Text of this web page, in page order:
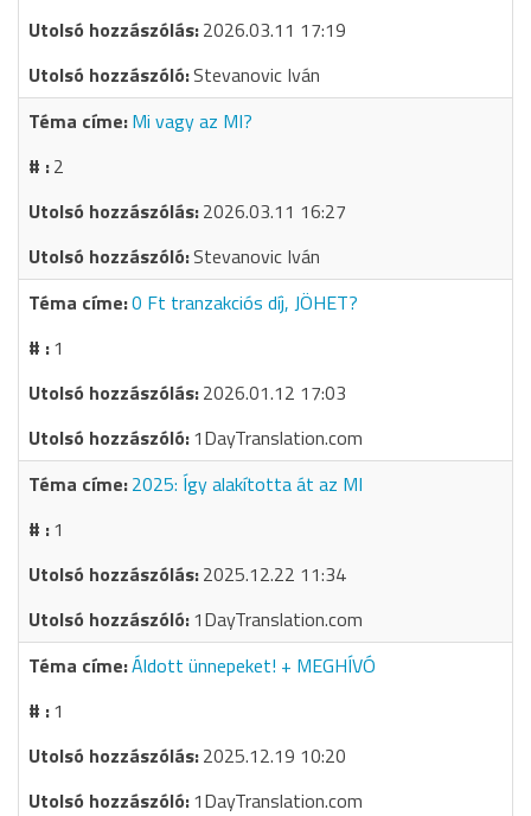
2026.03.11 17:19
Stevanovic Iván
Mi vagy az MI?
2
2026.03.11 16:27
Stevanovic Iván
0 Ft tranzakciós díj, JÖHET?
1
2026.01.12 17:03
1DayTranslation.com
2025: Így alakította át az MI
1
2025.12.22 11:34
1DayTranslation.com
Áldott ünnepeket! + MEGHÍVÓ
1
2025.12.19 10:20
1DayTranslation.com